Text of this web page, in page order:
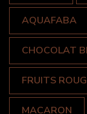
AQUAFABA
CHOCOLAT
FRUITS
MACARON